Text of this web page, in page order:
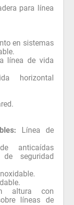
para línea
en sistemas
línea de vida
horizontal
Línea de
anticaídas
seguridad
altura con
líneas de